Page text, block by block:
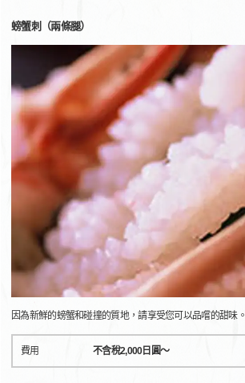
螃蟹刺（兩條腿）
因為新鮮的螃蟹和碰撞的質地，請享受您可以品嚐的甜味。
費用 不含稅2,000日圓～